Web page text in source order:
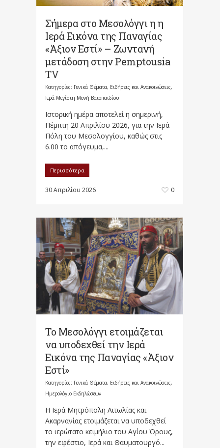
Σήμερα στο Μεσολόγγι η η
Ιερά Εικόνα της Παναγίας
«Άξιον Εστί» – Ζωντανή
μετάδοση στην Pemptousia
TV
Κατηγορίες: Γενικά Θέματα, Ειδήσεις και Ανακοινώσεις,
Ιερά Μεγίστη Μονή Βατοπαιδίου
Ιστορική ημέρα αποτελεί η σημερινή,
Πέμπτη 20 Απριλίου 2026, για την Ιερά
Πόλη του Μεσολογγίου, καθώς στις
6.00 το απόγευμα,...
Περισσότερα
30 Απριλίου 2026 0
Το Μεσολόγγι ετοιμάζεται
να υποδεχθεί την Ιερά
Εικόνα της Παναγίας «Άξιον
Εστί»
Κατηγορίες: Γενικά Θέματα, Ειδήσεις και Ανακοινώσεις,
Ημερολόγιο Εκδηλώσεων
Η Ιερά Μητρόπολη Αιτωλίας και
Ακαρνανίας ετοιμάζεται να υποδεχθεί
το ιερώτατο κειμήλιο του Αγίου Όρους,
την εφέστιο, Ιερά και Θαυματουργό...